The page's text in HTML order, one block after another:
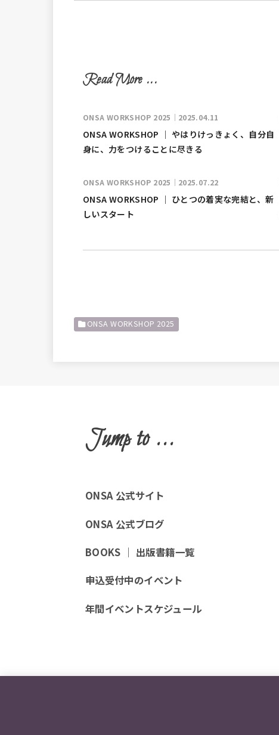
ONSA WORKSHOP 2025｜2025.04.11
ONSA WORKSHOP ｜ やはりけっきょく、自分自
身に、力をつけることに尽きる
ONSA WORKSHOP 2025｜2025.07.22
ONSA WORKSHOP ｜ ひとつの着実な完結と、新
しいスタート
ONSA WORKSHOP 2025
Jump to ...
ONSA 公式サイト
ONSA 公式ブログ
BOOKS ｜ 出版書籍一覧
申込受付中のイベント
年間イベントスケジュール